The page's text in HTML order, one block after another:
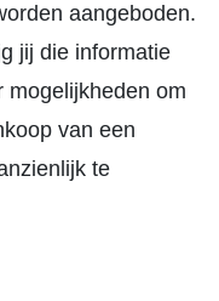
aangeboden.
jij die informatie
mogelijkheden om
van een
te